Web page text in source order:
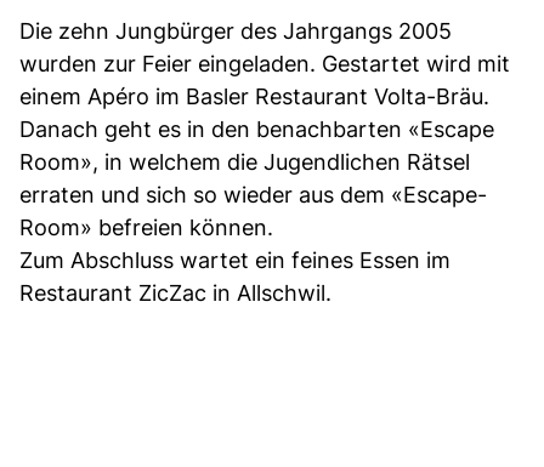
Die zehn Jungbürger des Jahrgangs 2005
wurden zur Feier eingeladen. Gestartet wird mit
einem Apéro im Basler Restaurant Volta-Bräu.
Danach geht es in den benachbarten «Escape
Room», in welchem die Jugendlichen Rätsel
erraten und sich so wieder aus dem «Escape-
Room» befreien können.
Zum Abschluss wartet ein feines Essen im
Restaurant ZicZac in Allschwil.